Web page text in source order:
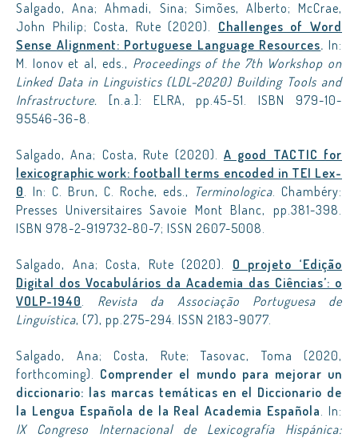
Salgado, Ana; Ahmadi, Sina; Simões, Alberto; McCrae,
John Philip; Costa, Rute (2020). Challenges of Word
Sense Alignment: Portuguese Language Resources. In:
M. Ionov et al, eds., Proceedings of the 7th Workshop on
Linked Data in Linguistics (LDL-2020) Building Tools and
Infrastructure.
[n.a.]: ELRA, pp.45-51. ISBN 979-10-
95546-36-8.
Salgado, Ana; Costa, Rute (2020). A good TACTIC for
lexicographic work: football terms encoded in TEI Lex-
0. In: C. Brun, C. Roche, eds., Terminologica. Chambéry:
Presses Universitaires Savoie Mont Blanc, pp.381-398.
ISBN 978-2-919732-80-7; ISSN 2607-5008.
Salgado, Ana; Costa, Rute (2020). O projeto ‘Edição
Digital dos Vocabulários da Academia das Ciências’: o
VOLP-1940. Revista da Associação Portuguesa de
Linguística, (7), pp.275-294. ISSN 2183-9077.
Salgado, Ana; Costa, Rute; Tasovac, Toma (2020,
forthcoming). Comprender el mundo para mejorar un
diccionario: las marcas temáticas en el Diccionario de
la Lengua Española de la Real Academia Española. In:
IX Congreso Internacional de Lexicografía Hispánica: